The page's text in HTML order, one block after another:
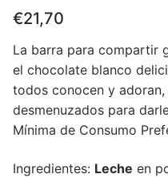
€21,70
La barra para compartir
el chocolate blanco
todos conocen y
desmenuzados para
Mínima de Consumo
Ingredientes: Leche en